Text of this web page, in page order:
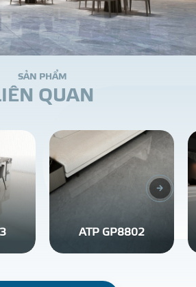
SẢN PHẨM
IÊN QUAN
ATP GP8802